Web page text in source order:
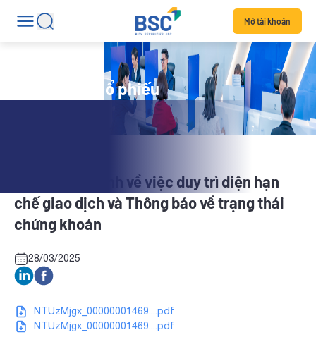
Mở tài khoản
Tin tức mã cổ phiếu
NOS: Quyết định về việc duy trì diện hạn
chế giao dịch và Thông báo về trạng thái
chứng khoán
28/03/2025
NTUzMjgx_00000001469....pdf
NTUzMjgx_00000001469....pdf